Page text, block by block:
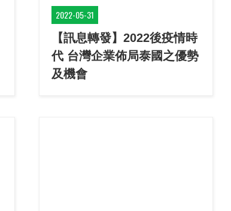
2022-05-31
【訊息轉發】2022後疫情時
代 台灣企業佈局泰國之優勢
及機會